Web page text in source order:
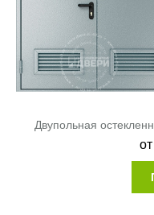
Двупольная